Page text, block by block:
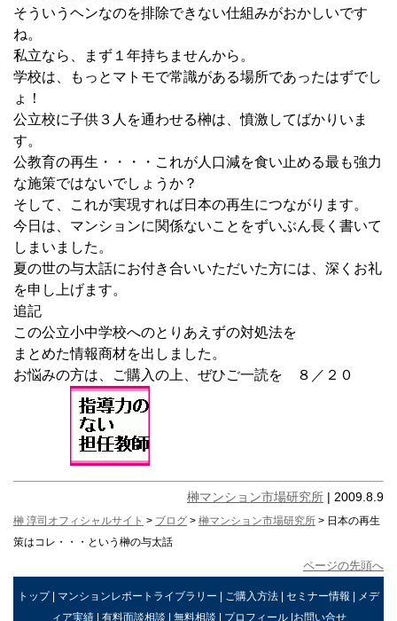
そういうヘンなのを排除できない仕組みがおかしいです
ね。
私立なら、まず１年持ちませんから。
学校は、もっとマトモで常識がある場所であったはずでし
ょ！
公立校に子供３人を通わせる榊は、憤激してばかりいま
す。
公教育の再生・・・・これが人口減を食い止める最も強力
な施策ではないでしょうか？
そして、これが実現すれば日本の再生につながります。
今日は、マンションに関係ないことをずいぶん長く書いて
しまいました。
夏の世の与太話にお付き合いいただいた方には、深くお礼
を申し上げます。
追記
この公立小中学校へのとりあえずの対処法を
まとめた情報商材を出しました。
お悩みの方は、ご購入の上、ぜひご一読を ８／２０
榊マンション市場研究所 | 2009.8.9
榊 淳司オフィシャルサイト > ブログ > 榊マンション市場研究所 > 日本の再生
策はコレ・・・という榊の与太話
ページの先頭へ
トップ| マンションレポートライブラリー | ご購入方法 | セミナー情報 | メデ
ィア実績| 有料面談相談 | 無料相談 | プロフィール|お問い合せ